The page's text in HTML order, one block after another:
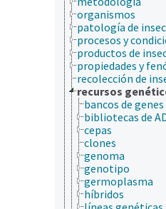
organismos
patología de
procesos y
productos de
propiedades y
recolección de
recursos
bancos de genes
bibliotecas de
cepas
clones
genoma
genotipo
germoplasma
híbridos